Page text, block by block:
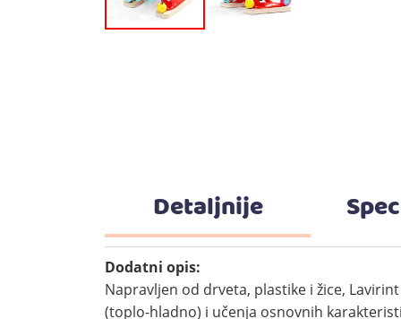
Detaljnije
Dodatni opis:
Napravljen od drveta, plastike i žice,
(toplo-hladno) i učenja osnovnih